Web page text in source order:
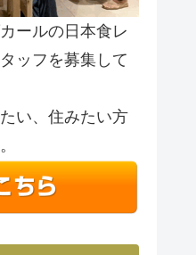
ールの日本食レ
ッフを募集して
い、住みたい方